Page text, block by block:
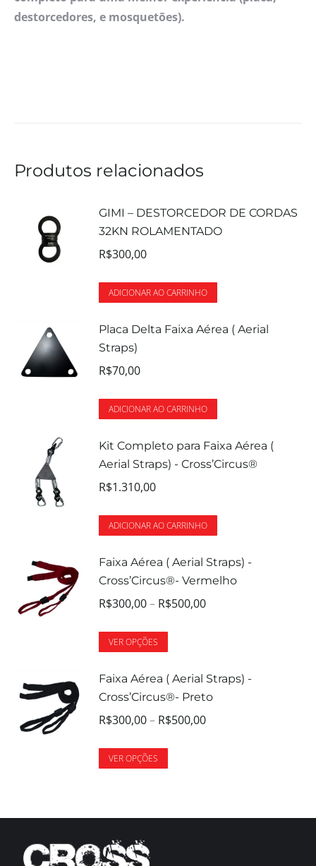
destorcedores, e mosquetões).
Produtos relacionados
GIMI – DESTORCEDOR DE CORDAS
32KN ROLAMENTADO
R$300,00
ADICIONAR AO CARRINHO
Placa Delta Faixa Aérea ( Aerial
Straps)
R$70,00
ADICIONAR AO CARRINHO
Kit Completo para Faixa Aérea (
Aerial Straps) - Cross’Circus®
R$1.310,00
ADICIONAR AO CARRINHO
Faixa Aérea ( Aerial Straps) -
Cross’Circus®- Vermelho
R$300,00– R$500,00
VER OPÇÕES
Faixa Aérea ( Aerial Straps) -
Cross’Circus®- Preto
R$300,00– R$500,00
VER OPÇÕES